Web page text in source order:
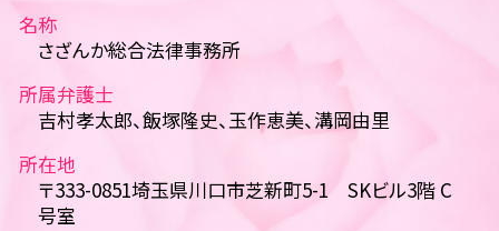
名称
さざんか総合法律事務所
所属弁護士
吉村孝太郎、飯塚隆史、玉作恵美、溝岡由里
所在地
〒333-0851埼玉県川口市芝新町5-1 SKビル3階 C
号室